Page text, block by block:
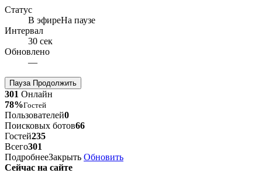
Статус
В эфиреНа паузе
Интервал
30 сек
Обновлено
—
ПаузаПродолжить
301 Онлайн
78%Гостей
Пользователей0
Поисковых ботов66
Гостей235
Всего301
ПодробнееЗакрыть Обновить
Сейчас на сайте